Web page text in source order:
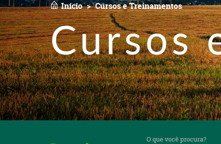
Início Cursos e Treinamentos
Cursos
que